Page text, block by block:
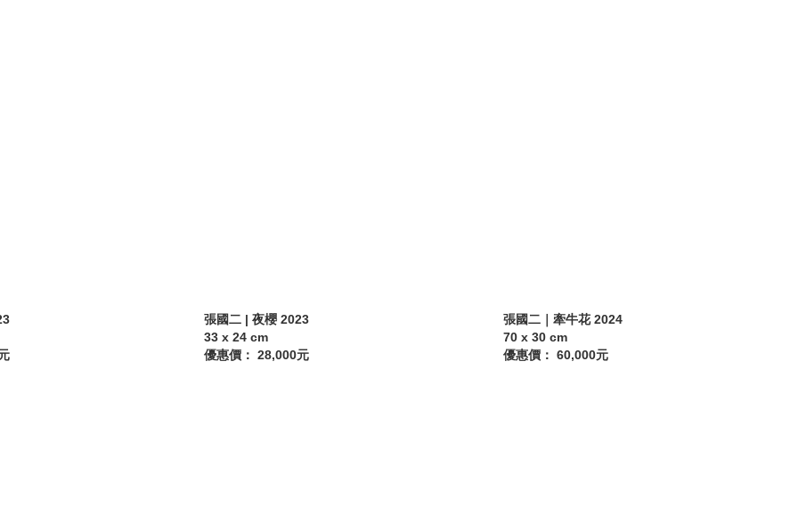
張國二 | 夜櫻 2023
33 x 24 cm
優惠價： 28,000元
張國二｜牽牛花 2024
70 x 30 cm
優惠價： 60,000元